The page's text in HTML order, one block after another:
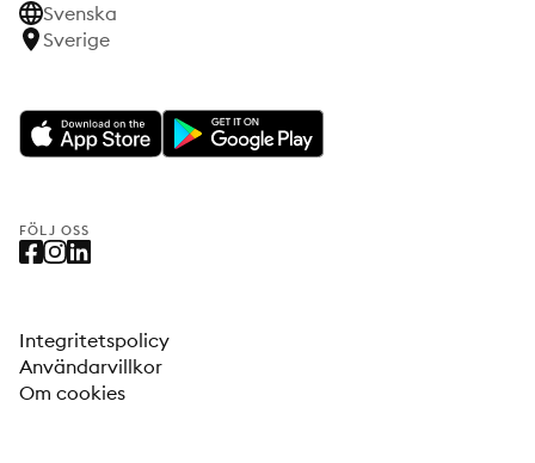
Svenska
Sverige
FÖLJ OSS
Integritetspolicy
Användarvillkor
Om cookies